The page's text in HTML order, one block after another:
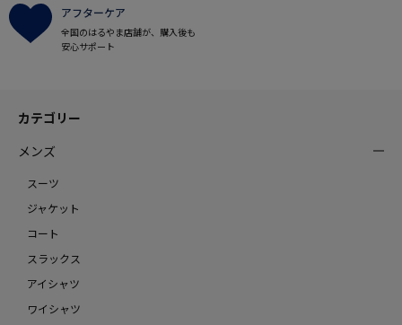
アフターケア
全国のはるやま店舗が、購入後も
安心サポート
カテゴリー
メンズ
スーツ
ジャケット
コート
スラックス
アイシャツ
ワイシャツ